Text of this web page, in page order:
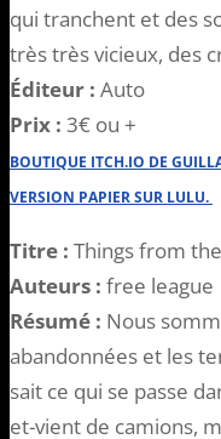
qui tranchent et des
très très vicieux, des
Éditeur : Auto
Prix : 3€ ou +
BOUTIQUE ITCH.IO DE
VERSION PAPIER SUR LULU.
Titre : Things from
Auteurs : free league
Résumé : Nous
abandonnées et les
sait ce qui se passe
et-vient de camions,